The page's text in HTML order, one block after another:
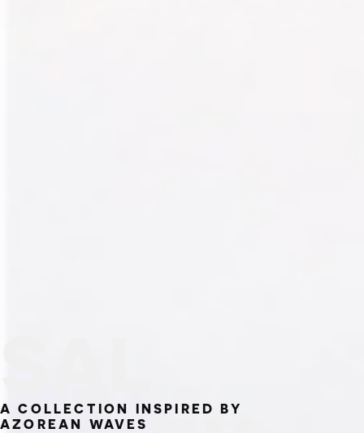
A COLLECTION INSPIRED BY
AZOREAN WAVES